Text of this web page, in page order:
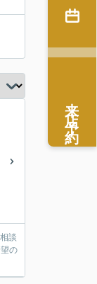
談
来店予約